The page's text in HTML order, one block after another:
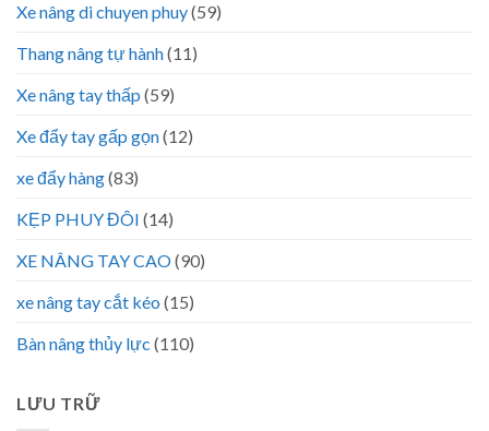
Xe nâng di chuyen phuy(59)
Thang nâng tự hành(11)
Xe nâng tay thấp (59)
Xe đẩy tay gấp gọn(12)
xe đẩy hàng(83)
KẸP PHUY ĐÔI (14)
XE NÂNG TAY CAO(90)
xe nâng tay cắt kéo (15)
Bàn nâng thủy lực (110)
LƯU TRỮ